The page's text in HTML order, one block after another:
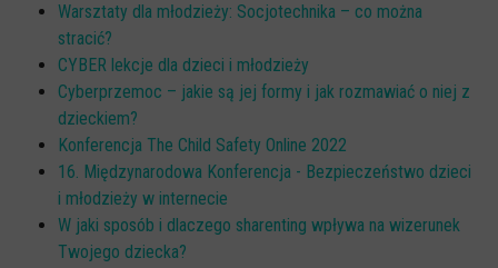
Warsztaty dla młodzieży: Socjotechnika – co można
stracić?
CYBER lekcje dla dzieci i młodzieży
Cyberprzemoc – jakie są jej formy i jak rozmawiać o niej z
dzieckiem?
Konferencja The Child Safety Online 2022
16. Międzynarodowa Konferencja - Bezpieczeństwo dzieci
i młodzieży w internecie
W jaki sposób i dlaczego sharenting wpływa na wizerunek
Twojego dziecka?